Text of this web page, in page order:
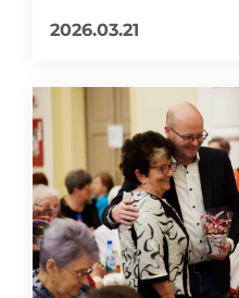
2026.03.21